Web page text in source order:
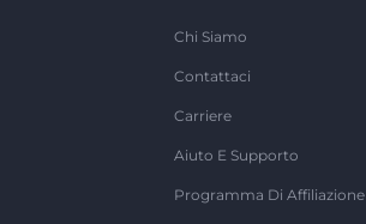
Chi Siamo
Contattaci
Carriere
Aiuto E Supporto
Programma Di Affiliazione